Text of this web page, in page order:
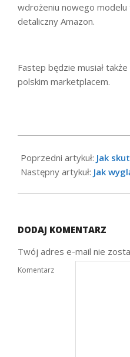
wdrożeniu nowego
detaliczny Amazon.
Fastep będzie musiał
polskim marketplacem.
08-
02
Poprzedni artykuł: Jak
Następny artykuł: Jak
DODAJ KOMENTARZ
Twój adres e-mail nie
Komentarz